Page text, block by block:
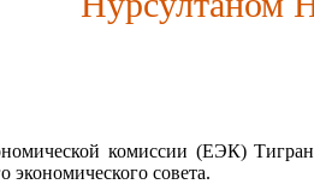
комиссии (ЕЭК)
совета.